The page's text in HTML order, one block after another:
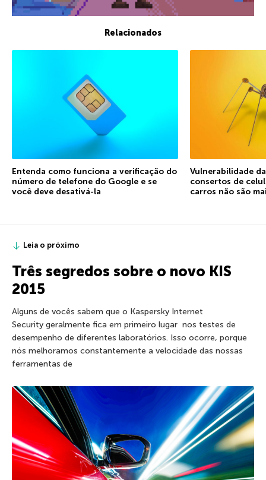
Relacionados
Entenda como funciona a verificação do
número de telefone do Google e se
você deve desativá-la
Vulnerabilidade
consertos de
carros não são
Leia o próximo
Três segredos sobre o novo KIS
2015
Alguns de vocês sabem que o Kaspersky Internet
Security geralmente fica em primeiro lugar nos testes de
desempenho de diferentes laboratórios. Isso ocorre, porque
nós melhoramos constantemente a velocidade das nossas
ferramentas de